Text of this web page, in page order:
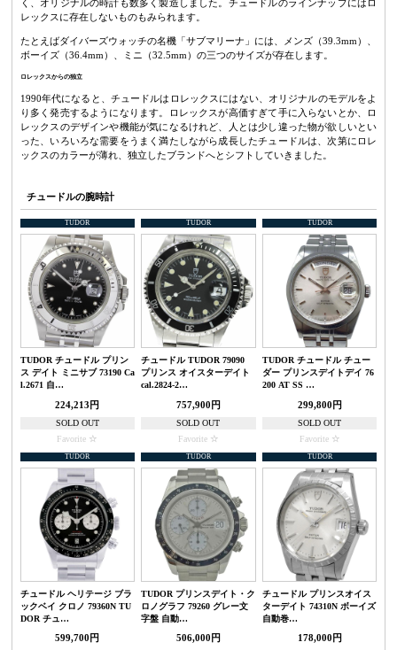
く、オリジナルの時計も数多く製造しました。チュードルのラインナップにはロ
レックスに存在しないものもみられます。
たとえばダイバーズウォッチの名機「サブマリーナ」には、メンズ（39.3mm）、
ボーイズ（36.4mm）、ミニ（32.5mm）の三つのサイズが存在します。
ロレックスからの独立
1990年代になると、チュードルはロレックスにはない、オリジナルのモデルをよ
り多く発売するようになります。ロレックスが高価すぎて手に入らないとか、ロ
レックスのデザインや機能が気になるけれど、人とは少し違った物が欲しいとい
った、いろいろな需要をうまく満たしながら成長したチュードルは、次第にロレ
ックスのカラーが薄れ、独立したブランドへとシフトしていきました。
チュードルの腕時計
TUDOR
TUDOR チュードル プリン
ス デイト ミニサブ 73190 Ca
l.2671 自…
224,213円
SOLD OUT
Favorite
TUDOR
チュードル TUDOR 79090
プリンス オイスターデイト
cal.2824-2…
757,900円
SOLD OUT
Favorite
TUDOR
TUDOR チュードル チュー
ダー プリンスデイトデイ 76
200 AT SS …
299,800円
SOLD OUT
Favorite
TUDOR
チュードル ヘリテージ ブラ
ックベイ クロノ 79360N TU
DOR チュ…
599,700円
TUDOR
TUDOR プリンスデイト・ク
ロノグラフ 79260 グレー文
字盤 自動…
506,000円
TUDOR
チュードル プリンスオイス
ターデイト 74310N ボーイズ
自動巻…
178,000円